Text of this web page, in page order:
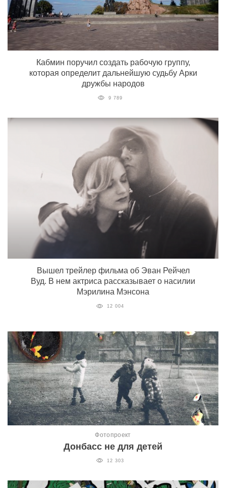
Кабмин поручил создать рабочую группу,
которая определит дальнейшую судьбу Арки
дружбы народов
9 789
Вышел трейлер фильма об Эван Рейчел
Вуд. В нем актриса рассказывает о насилии
Мэрилина Мэнсона
12 004
Фотопроект
Донбасс не для детей
12 303